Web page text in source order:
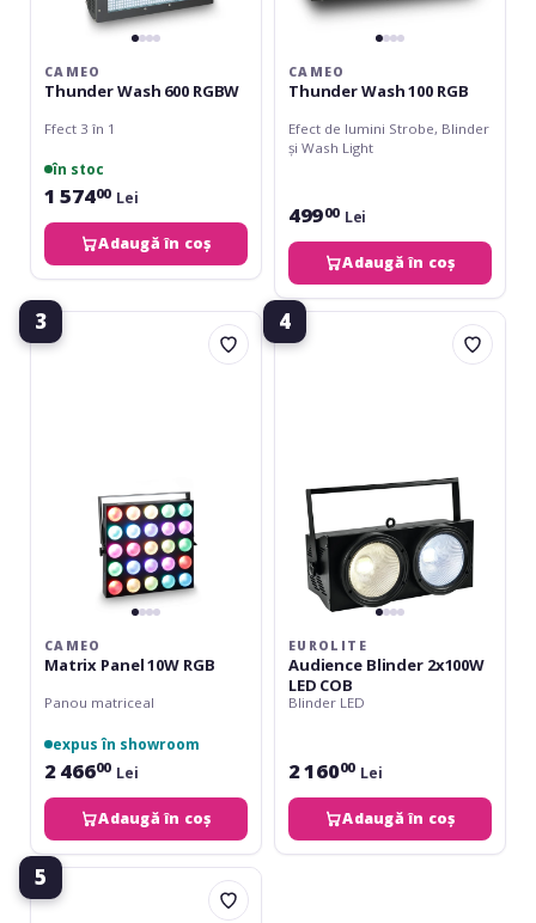
CAMEO
Thunder Wash 600 RGBW
Ffect 3 în 1
în stoc
1 57400 Lei
Adaugă în coș
CAMEO
Thunder Wash 100 RGB
Efect de lumini Strobe, Blinder
și Wash Light
49900 Lei
Adaugă în coș
3
Cameo
Matrix
CAMEO
Matrix Panel 10W RGB
Panou matriceal
expus în showroom
2 46600 Lei
Adaugă în coș
4
Eurolite
Audience
EUROLITE
Audience Blinder 2x100W
LED COB
Blinder LED
2 16000 Lei
Adaugă în coș
5
Cameo
Thunder